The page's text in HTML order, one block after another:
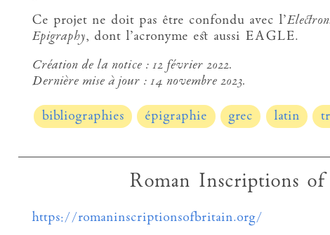
Ce projet ne doit pas être confondu avec l’
Epigraphy, dont l’acronyme est aussi EAGLE.
Création de la notice : 12 février 2022.
Dernière mise à jour : 14 novembre 2023.
bibliographies épigraphie grec latin
Roman Inscriptions
https://romaninscriptionsofbritain.org/